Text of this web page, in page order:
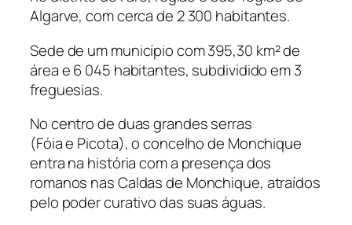
Algarve, com cerca de 2 300 habitantes.
Sede de um município com 395,30 km² de
área e 6 045 habitantes, subdividido em 3
freguesias.
No centro de duas grandes serras
(Fóia e Picota), o concelho de Monchique
entra na história com a presença dos
romanos nas Caldas de Monchique, atraídos
pelo poder curativo das suas águas.